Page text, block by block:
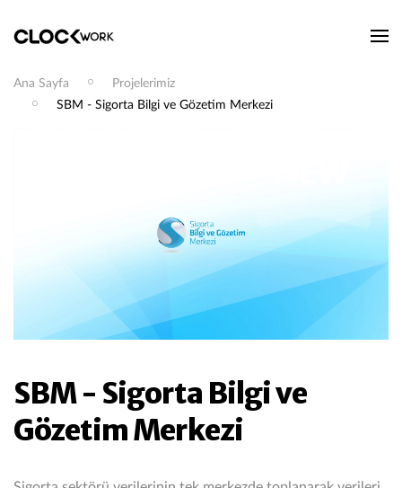
Ana Sayfa
Projelerimiz
SBM - Sigorta Bilgi ve Gözetim Merkezi
SBM - Sigorta Bilgi ve
Gözetim Merkezi